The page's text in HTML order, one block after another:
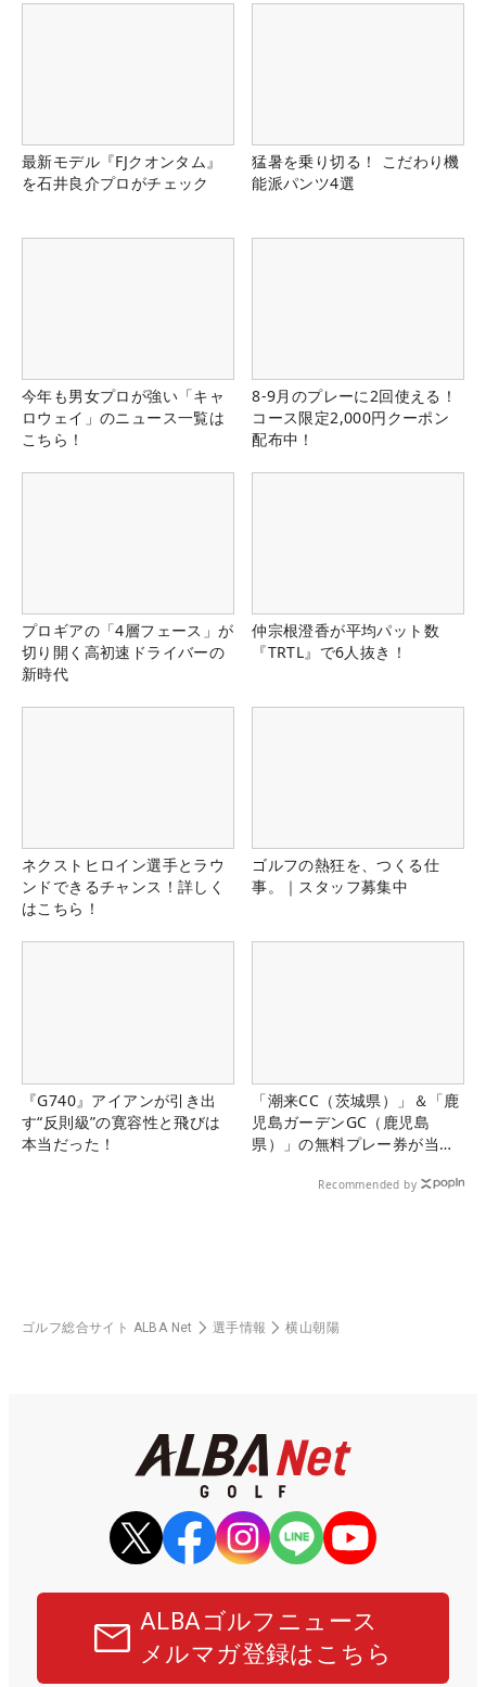
最新モデル『FJクオンタム』
を石井良介プロがチェック
猛暑を乗り切る！ こだわり機
能派パンツ4選
今年も男女プロが強い「キャ
ロウェイ」のニュース一覧は
こちら！
8-9月のプレーに2回使える！
コース限定2,000円クーポン
配布中！
プロギアの「4層フェース」が
切り開く高初速ドライバーの
新時代
仲宗根澄香が平均パット数
『TRTL』で6人抜き！
ネクストヒロイン選手とラウ
ンドできるチャンス！詳しく
はこちら！
ゴルフの熱狂を、つくる仕
事。｜スタッフ募集中
『G740』アイアンが引き出
す“反則級”の寛容性と飛びは
本当だった！
「潮来CC（茨城県）」＆「鹿
児島ガーデンGC（鹿児島
県）」の無料プレー券が当た
Recommended by
ゴルフ総合サイト ALBA Net 選手情報 横山朝陽
ALBAゴルフニュース
メルマガ登録はこちら